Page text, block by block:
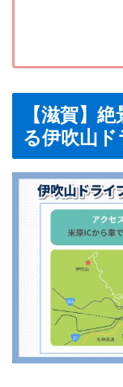
【滋賀】
る伊吹山